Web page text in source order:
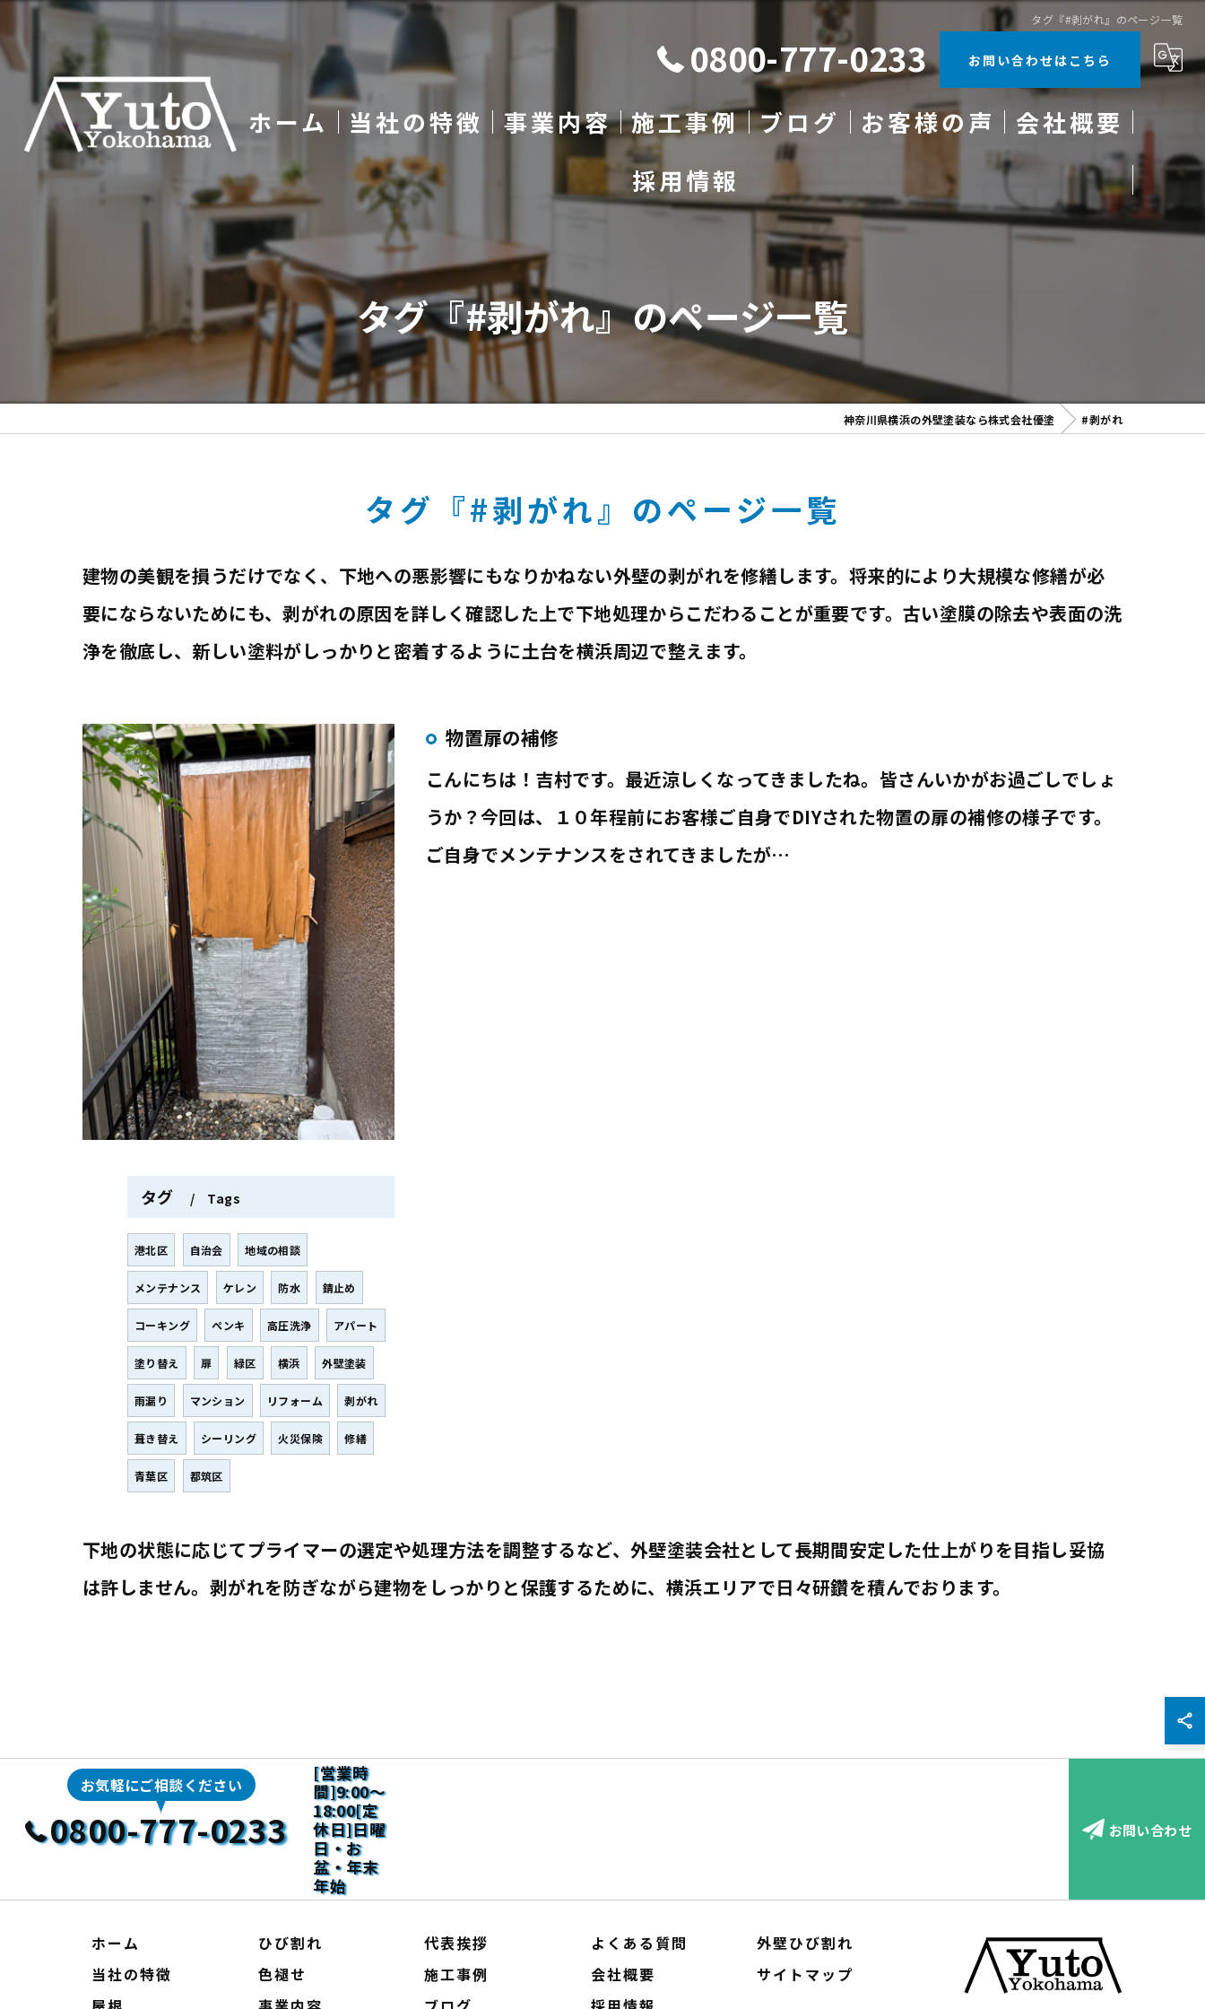
タグ『#剥がれ』のページ一覧
0800-777-0233 お問い合わせはこちら
ホーム 当社の特徴
屋根
防水
塗り替え
ひび割れ
事業内容
コンセプト
施工の流れ
代表挨拶
施工事例 ブログ
コラム
お客様の声
会社概要
採用情報
タグ『#剥がれ』のページ一覧
神奈川県横浜の外壁塗装なら株式会社優塗 #剥がれ
タグ『#剥がれ』のページ一覧
建物の美観を損うだけでなく、下地への悪影響にもなりかねない外壁の剥がれを修繕します。将来的により大規模な修繕が必
要にならないためにも、剥がれの原因を詳しく確認した上で下地処理からこだわることが重要です。古い塗膜の除去や表面の洗
浄を徹底し、新しい塗料がしっかりと密着するように土台を横浜周辺で整えます。
物置扉の補修
こんにちは！吉村です。最近涼しくなってきましたね。皆さんいかがお過ごしでしょ
うか？今回は、１０年程前にお客様ご自身でDIYされた物置の扉の補修の様子です。
ご自身でメンテナンスをされてきましたが…
タグ Tags
港北区 自治会 地域の相談
メンテナンス ケレン 防水 錆止め
コーキング ペンキ 高圧洗浄 アパート
塗り替え 扉 緑区 横浜 外壁塗装
雨漏り マンション リフォーム 剥がれ
葺き替え シーリング 火災保険 修繕
青葉区 都筑区
下地の状態に応じてプライマーの選定や処理方法を調整するなど、外壁塗装会社として長期間安定した仕上がりを目指し妥協
は許しません。剥がれを防ぎながら建物をしっかりと保護するために、横浜エリアで日々研鑽を積んでおります。
0800-777-0233
[営業時
間]9:00～
18:00[定
休日]日曜
日・お
盆・年末
年始
お問い合わせ
ホーム
当社の特徴
ひび割れ
色褪せ
代表挨拶
施工事例
よくある質問
会社概要
外壁ひび割れ
サイトマップ